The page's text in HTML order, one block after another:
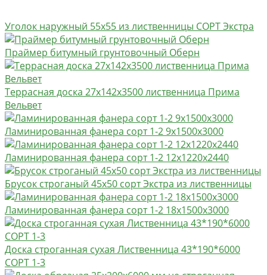
Уголок наружный 55х55 из лиственницы СОРТ Экстра
Праймер битумный грунтовочный Оберн
Террасная доска 27х142х3500 лиственница Прима
Вельвет
Ламинированная фанера сорт 1-2 9х1500х3000
Ламинированная фанера сорт 1-2 12х1220х2440
Брусок строганый 45х50 сорт Экстра из лиственницы
Ламинированная фанера сорт 1-2 18х1500х3000
Доска строганная сухая Лиственница 43*190*6000
СОРТ 1-3